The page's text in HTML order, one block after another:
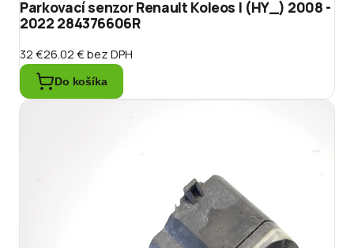
Parkovací senzor Renault Koleos I (HY_) 2008 -
2022 284376606R
32 €26.02 €bez DPH
Do košíka